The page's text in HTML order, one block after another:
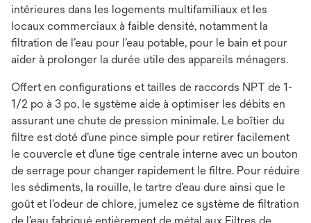
intérieures dans les logements multifamiliaux et les
locaux commerciaux à faible densité, notamment la
filtration de l’eau pour l’eau potable, pour le bain et pour
aider à prolonger la durée utile des appareils ménagers.
Offert en configurations et tailles de raccords NPT de 1-
1/2 po à 3 po, le système aide à optimiser les débits en
assurant une chute de pression minimale. Le boîtier du
filtre est doté d’une pince simple pour retirer facilement
le couvercle et d’une tige centrale interne avec un bouton
de serrage pour changer rapidement le filtre. Pour réduire
les sédiments, la rouille, le tartre d’eau dure ainsi que le
goût et l’odeur de chlore, jumelez ce système de filtration